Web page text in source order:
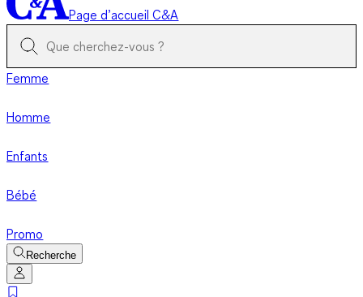
Page d’accueil C&A
Femme
Homme
Enfants
Bébé
Promo
Recherche